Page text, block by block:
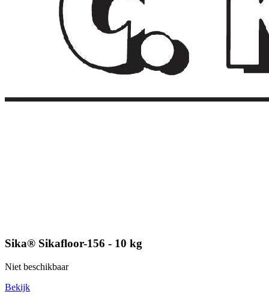
Sika® Sikafloor-156 - 10 kg
Niet beschikbaar
Bekijk